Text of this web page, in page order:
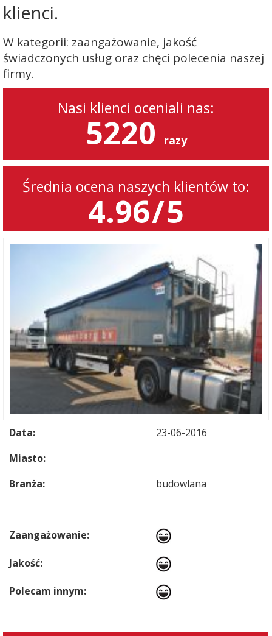
klienci.
W kategorii: zaangażowanie, jakość
świadczonych usług oraz chęci polecenia naszej
firmy.
Nasi klienci oceniali nas:
5220 razy
Średnia ocena naszych klientów to:
4.96/5
Data:
23-06-2016
Miasto:
Branża:
budowlana
Zaangażowanie:
Jakość:
Polecam innym: